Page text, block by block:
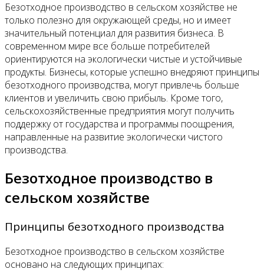
Безотходное производство в сельском хозяйстве не
только полезно для окружающей среды, но и имеет
значительный потенциал для развития бизнеса. В
современном мире все больше потребителей
ориентируются на экологически чистые и устойчивые
продукты. Бизнесы, которые успешно внедряют принципы
безотходного производства, могут привлечь больше
клиентов и увеличить свою прибыль. Кроме того,
сельскохозяйственные предприятия могут получить
поддержку от государства и программы поощрения,
направленные на развитие экологически чистого
производства.
Безотходное производство в
сельском хозяйстве
Принципы безотходного производства
Безотходное производство в сельском хозяйстве
основано на следующих принципах: